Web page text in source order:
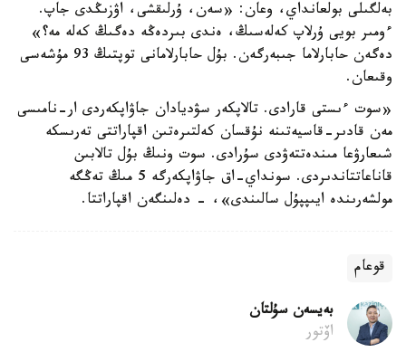
بەلگىلى بولعانداي، وعان: «سەن، ۇرلىقشى، اۋزىڭدى جاپ.
ءومىر بويى ۇرلاپ كەلەسىڭ، ەندى بىردەڭە دەگىڭ كەلە مە؟»
دەگەن حابارلاما جىبەرگەن. بۇل حابارلامانى توپتىڭ 93 مۇشەسى
وقىعان.
«سوت ءىستى قارادى. تالاپكەر سۋديادان جاۋاپكەردى ار-نامىسى
مەن قادىر-قاسيەتىنە نۇقسان كەلتىرەتىن اقپاراتتى تەرىسكە
شىعارۋعا مىندەتتەۋدى سۇرادى. سوت ونىڭ بۇل تالابىن
قاناعاتتاندىردى. سونداي-اق جاۋاپكەرگە 5 مىڭ تەڭگە
مولشەرىندە ايىپپۇل سالىندى»، - دەلىنگەن اقپاراتتا.
قوعام
بەيسەن سۇلتان
اۆتور